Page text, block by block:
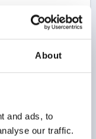
About
and ads, to
our traffic.
ALUMINIO